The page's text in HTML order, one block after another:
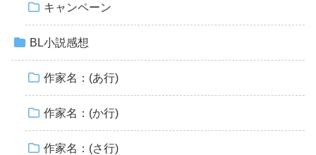
キャンペーン
BL小説感想
作家名：(あ行)
作家名：(か行)
作家名：(さ行)